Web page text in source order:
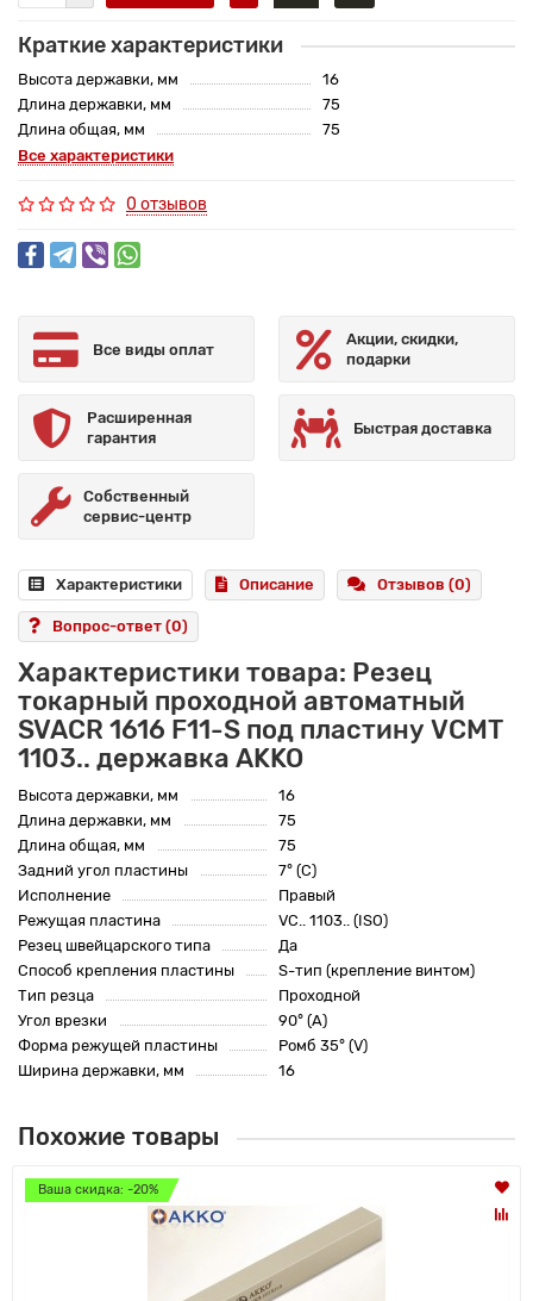
Краткие характеристики
Высота державки, мм
16
Длина державки, мм
75
Длина общая, мм
75
Все характеристики
0 отзывов
Все виды оплат
Акции, скидки,
подарки
Расширенная
гарантия
Быстрая доставка
Собственный
сервис-центр
Характеристики Описание Отзывов (0)
Вопрос-ответ (0)
Характеристики товара: Резец
токарный проходной автоматный
SVACR 1616 F11-S под пластину VCMT
1103.. державка AKKO
Высота державки, мм
16
Длина державки, мм
75
Длина общая, мм
75
Задний угол пластины
7° (C)
Исполнение
Правый
Режущая пластина
VC.. 1103.. (ISO)
Резец швейцарского типа
Да
Способ крепления пластины
S-тип (крепление винтом)
Тип резца
Проходной
Угол врезки
90° (A)
Форма режущей пластины
Ромб 35° (V)
Ширина державки, мм
16
Похожие товары
Ваша скидка: -20%